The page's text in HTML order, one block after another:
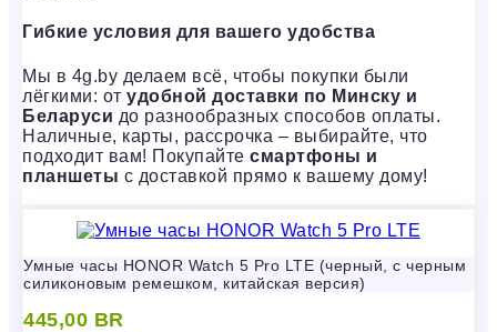
Гибкие условия для вашего удобства
Мы в 4g.by делаем всё, чтобы покупки были
лёгкими: от удобной доставки по Минску и
Беларуси до разнообразных способов оплаты.
Наличные, карты, рассрочка – выбирайте, что
подходит вам! Покупайте смартфоны и
планшеты с доставкой прямо к вашему дому!
Умные часы HONOR Watch 5 Pro LTE (черный, с черным
силиконовым ремешком, китайская версия)
445,00 BR